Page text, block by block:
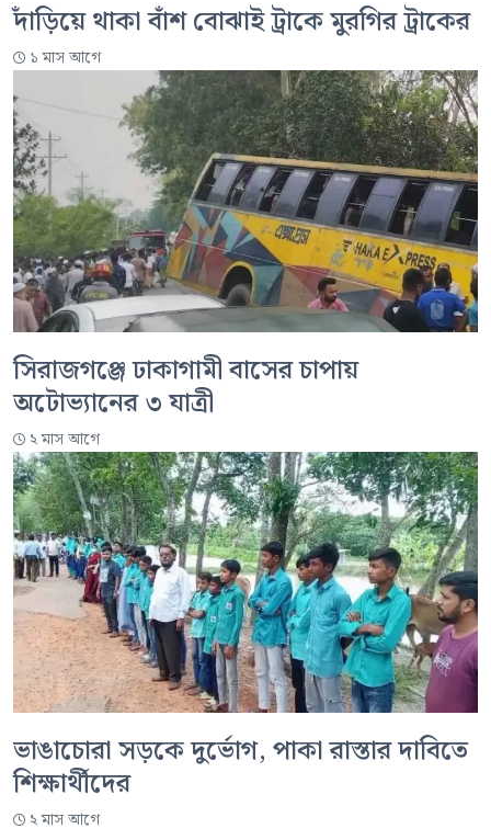
দাঁড়িয়ে থাকা বাঁশ বোঝাই ট্রাকে মুরগির ট্রাকের
১ মাস আগে
সিরাজগঞ্জে ঢাকাগামী বাসের চাপায়
অটোভ্যানের ৩ যাত্রী
২ মাস আগে
ভাঙাচোরা সড়কে দুর্ভোগ, পাকা রাস্তার দাবিতে
শিক্ষার্থীদের
২ মাস আগে